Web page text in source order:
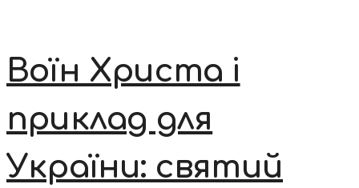
Воїн Христа і
приклад для
України: святий